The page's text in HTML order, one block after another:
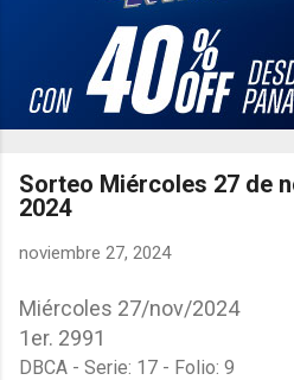
Sorteo Miércoles 27 de
2024
noviembre 27, 2024
Miércoles 27/nov/2024
1er. 2991
DBCA - Serie: 17 - Folio: 9